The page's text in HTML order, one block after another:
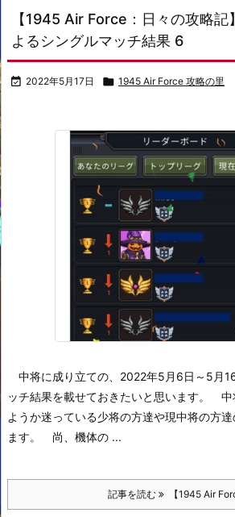
【1945 Air Force：日々の攻略記
よるシングルマッチ結果 6
 2022年5月17日  1945 Air Force 攻略の里
中将に成り立ての、2022年5月6日～5月
ッチ結果を載せておきたいと思います。
中
ようか迷っている少将の方達や現中将の方
ます。
尚、機体の ...
記事を読む 【1945 Air